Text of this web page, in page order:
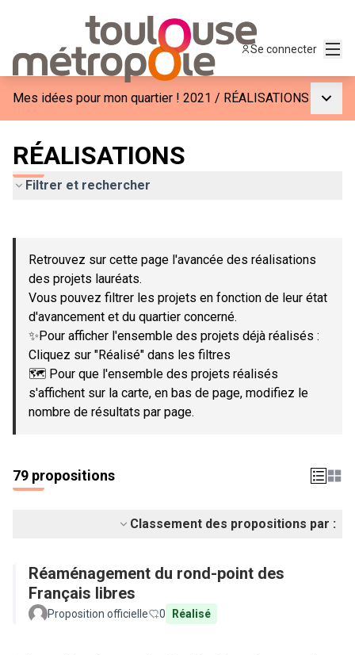
Se connecter
Mes idées pour mon quartier ! 2021 / RÉALISATIONS
RÉALISATIONS
Filtrer et rechercher
−
Retrouvez sur cette page l'avancée des réalisations
des projets lauréats.
Vous pouvez filtrer les projets en fonction de leur état
d'avancement et du quartier concerné.
✨Pour afficher l'ensemble des projets déjà réalisés :
Cliquez sur "Réalisé" dans les filtres
🗺️ Pour que l'ensemble des projets réalisés
s'affichent sur la carte, en bas de page, modifiez le
nombre de résultats par page.
79 propositions
Classement des propositions par :
Réaménagement du rond-point des
Français libres
Proposition officielle 0 Réalisé